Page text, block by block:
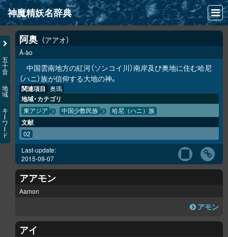
神魔精妖名辞典
NEWS
INFO
文献
検索
凖項目
画像資料便覧
LINK
五
十
音
地
域
キ
ワ
ド
阿奥 アアオ
Ā-ào
中国雲南地方の紅河（ソンコイ川）南岸及び奥地に住む哈尼
（ハニ）族が信仰する大地の神。
関連項目 奥瑪
地域・カテゴリ
東アジア 中国少数民族 哈尼（ハニ）族
文献
02
Last-update:
2015-09-07
アアモン
Aamon
アモン
アイ